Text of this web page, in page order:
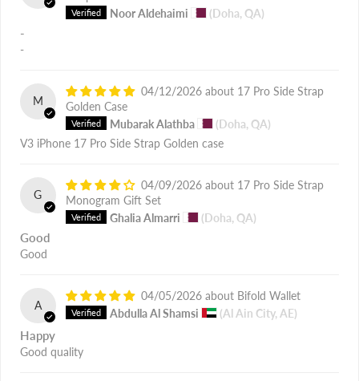
Noor Aldehaimi
(Doha, QA)
-
-
M
04/12/2026
17 Pro Side Strap
Golden Case
Mubarak Alathba
(Doha, QA)
V3 iPhone 17 Pro Side Strap Golden case
G
04/09/2026
17 Pro Side Strap
Monogram Gift Set
Ghalia Almarri
(Doha, QA)
Good
Good
A
04/05/2026
Bifold Wallet
Abdulla Al Shamsi
(Al Ain City, AE)
Happy
Good quality